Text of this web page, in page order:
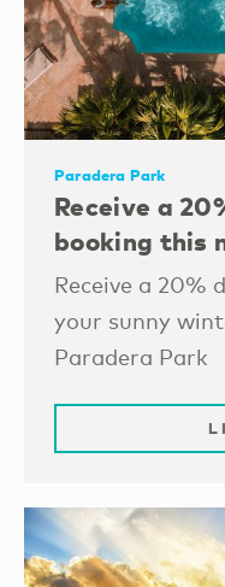
Paradera Park
Receive a
booking this
Receive a 20%
your sunny
Paradera Park